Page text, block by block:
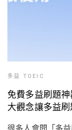
多益 TOEIC
免費多益刷題
大觀念讓多益刷